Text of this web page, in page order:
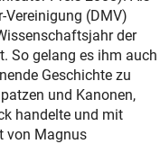
Vereinigung (DMV)
der
So gelang es ihm auch
Geschichte zu
und Kanonen,
handelte und mit
von Magnus